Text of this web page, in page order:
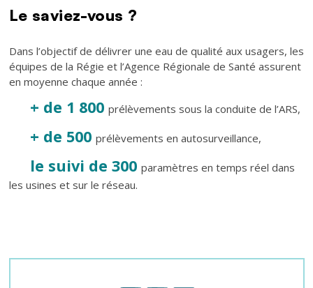
Le saviez-vous ?
Dans l’objectif de délivrer une eau de qualité aux usagers, les
équipes de la Régie et l’Agence Régionale de Santé assurent
en moyenne chaque année :
+ de 1 800 prélèvements sous la conduite de l’ARS,
+ de 500 prélèvements en autosurveillance,
le suivi de 300 paramètres en temps réel dans
les usines et sur le réseau.